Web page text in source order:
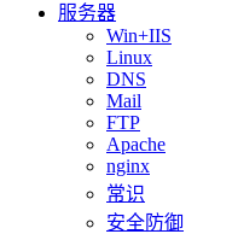
服务器
Win+IIS
Linux
DNS
Mail
FTP
Apache
nginx
常识
安全防御